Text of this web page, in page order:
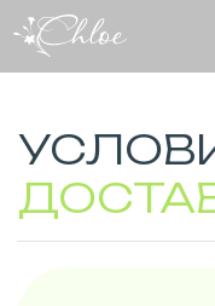
ДОСТАВКИ